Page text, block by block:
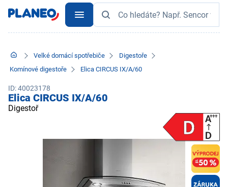
Velké domácí spotřebiče
Digestoře
Komínové digestoře
Elica CIRCUS IX/A/60
ID: 40023178
Elica CIRCUS IX/A/60
Digestoř